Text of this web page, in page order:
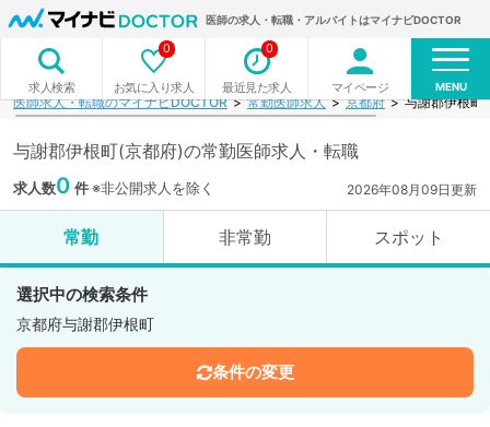
医師の求人・転職・アルバイトはマイナビDOCTOR
求人検索 お気に入り求人
0
最近見た求人
0
マイページ MENU
医師求人・転職のマイナビDOCTOR 常勤医師求人 京都府 与謝郡伊根町
与謝郡伊根町(京都府)の常勤医師求人・転職
求人数0 件※非公開求人を除く 2026年08月09日更新
常勤 非常勤 スポット
選択中の検索条件
京都府与謝郡伊根町
条件の変更